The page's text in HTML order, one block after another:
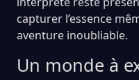
capturer l’essence
aventure inoubliable.
Un monde à